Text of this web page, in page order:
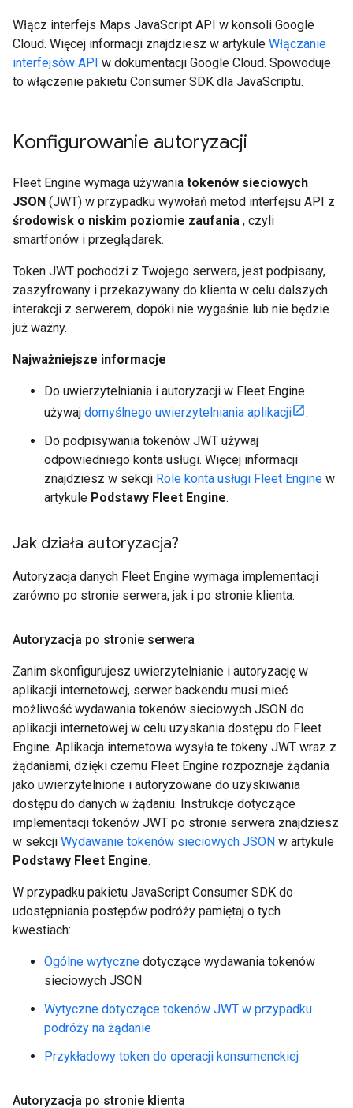
Włącz interfejs Maps JavaScript API w konsoli Google
Cloud. Więcej informacji znajdziesz w artykule Włączanie
interfejsów API w dokumentacji Google Cloud. Spowoduje
to włączenie pakietu Consumer SDK dla JavaScriptu.
Konfigurowanie autoryzacji
Fleet Engine wymaga używania tokenów sieciowych
JSON (JWT) w przypadku wywołań metod interfejsu API z
środowisk o niskim poziomie zaufania , czyli
smartfonów i przeglądarek.
Token JWT pochodzi z Twojego serwera, jest podpisany,
zaszyfrowany i przekazywany do klienta w celu dalszych
interakcji z serwerem, dopóki nie wygaśnie lub nie będzie
już ważny.
Najważniejsze informacje
Do uwierzytelniania i autoryzacji w Fleet Engine
używaj domyślnego uwierzytelniania aplikacji
.
Do podpisywania tokenów JWT używaj
odpowiedniego konta usługi. Więcej informacji
znajdziesz w sekcji Role konta usługi Fleet Engine w
artykule Podstawy Fleet Engine.
Jak działa autoryzacja?
Autoryzacja danych Fleet Engine wymaga implementacji
zarówno po stronie serwera, jak i po stronie klienta.
Autoryzacja po stronie serwera
Zanim skonfigurujesz uwierzytelnianie i autoryzację w
aplikacji internetowej, serwer backendu musi mieć
możliwość wydawania tokenów sieciowych JSON do
aplikacji internetowej w celu uzyskania dostępu do Fleet
Engine. Aplikacja internetowa wysyła te tokeny JWT wraz z
żądaniami, dzięki czemu Fleet Engine rozpoznaje żądania
jako uwierzytelnione i autoryzowane do uzyskiwania
dostępu do danych w żądaniu. Instrukcje dotyczące
implementacji tokenów JWT po stronie serwera znajdziesz
w sekcji Wydawanie tokenów sieciowych JSON w artykule
Podstawy Fleet Engine.
W przypadku pakietu JavaScript Consumer SDK do
udostępniania postępów podróży pamiętaj o tych
kwestiach:
Ogólne wytyczne dotyczące wydawania tokenów
sieciowych JSON
Wytyczne dotyczące tokenów JWT w przypadku
podróży na żądanie
Przykładowy token do operacji konsumenckiej
Autoryzacja po stronie klienta